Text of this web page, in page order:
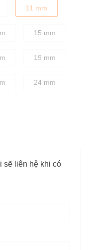
tiết bu lông dễ dàng,
bu lông khi vặn
11 mm
15 mm
19 mm
24 mm
sẽ liên hệ khi có